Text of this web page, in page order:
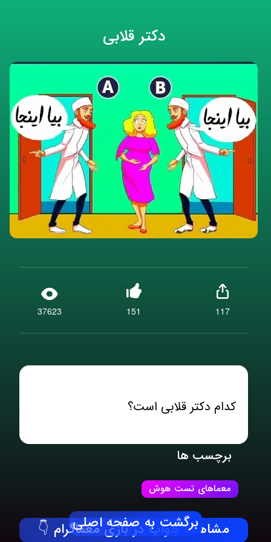
دکتر قلابی
37623 151 117
کدام دکتر قلابی است؟
برچسب ها
معماهای تست هوش
مشاهده جواب در بازی معماگرام 👇
برگشت به صفحه اصلی